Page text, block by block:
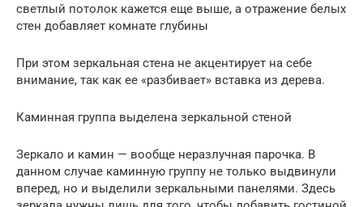
светлый потолок кажется еще выше, а отражение белых
стен добавляет комнате глубины
При этом зеркальная стена не акцентирует на себе
внимание, так как ее «разбивает» вставка из дерева.
Каминная группа выделена зеркальной стеной
Зеркало и камин — вообще неразлучная парочка. В
данном случае каминную группу не только выдвинули
вперед, но и выделили зеркальными панелями. Здесь